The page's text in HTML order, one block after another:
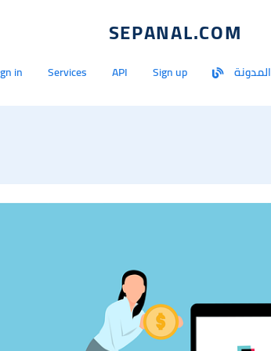
SEPANAL.COM
in Services API Sign up المدونة